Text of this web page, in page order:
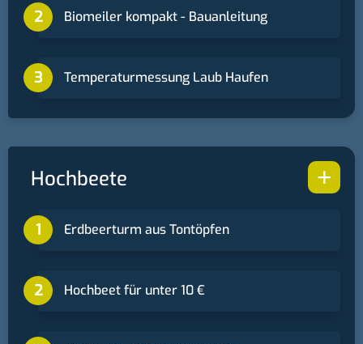
Biomeiler kompakt - Bauanleitung
Temperaturmessung Laub Haufen
+
Hochbeete
Erdbeerturm aus Tontöpfen
Hochbeet für unter 10 €